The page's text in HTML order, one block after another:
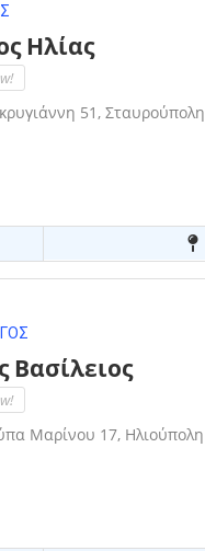
Ηλίας
51, Σταυρούπολη
Βασίλειος
Μαρίνου 17, Ηλιούπολη